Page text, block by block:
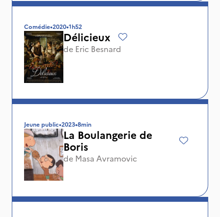
Comédie•2020•1h52
Délicieux
de Eric Besnard
Jeune public•2023•8min
La Boulangerie de
Boris
de Masa Avramovic